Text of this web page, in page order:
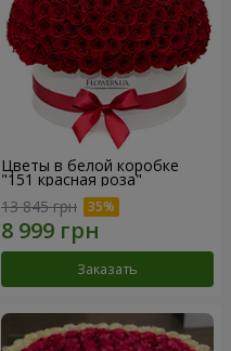
Цветы в белой коробке
"151 красная роза"
13 845 грн
Заказать